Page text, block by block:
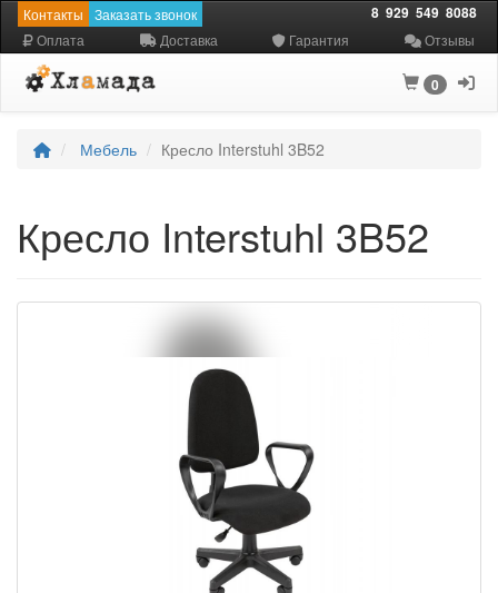
Контакты Заказать звонок 8 929 549 8088
Оплата Доставка Гарантия Отзывы
0
Мебель Кресло Interstuhl 3B52
Кресло Interstuhl 3B52